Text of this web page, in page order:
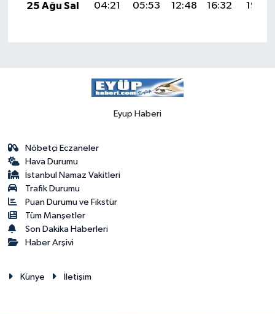
25 Ağu Sal
04:21 05:53 12:48 16:32 19:33
Eyup Haberi
Nöbetçi Eczaneler
Hava Durumu
İstanbul Namaz Vakitleri
Trafik Durumu
Puan Durumu ve Fikstür
Tüm Manşetler
Son Dakika Haberleri
Haber Arşivi
Künye İletişim